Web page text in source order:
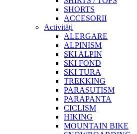
SHORTS
ACCESORII
Activități
ALERGARE
ALPINISM
SKI ALPIN
SKI FOND
SKI TURA
TREKKING
PARASUTISM
PARAPANTA
CICLISM
HIKING
MOUNTAIN BIKE